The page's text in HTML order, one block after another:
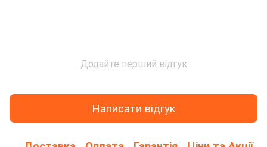
Додайте перший відгук
Написати відгук